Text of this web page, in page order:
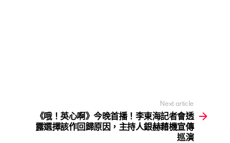
Next article
《哦！英心啊》今晚首播！李東海記者會透
露選擇該作回歸原因，主持人銀赫藉機宣傳
巡演